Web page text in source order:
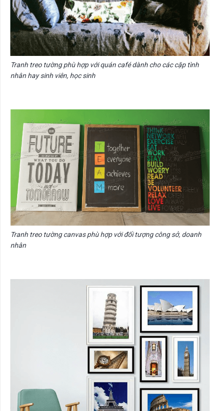
Tranh treo tường phù hợp với quán café dành cho các cặp tình
nhân hay sinh viên, học sinh
Tranh treo tường canvas phù hợp với đối tượng công sở, doanh
nhân